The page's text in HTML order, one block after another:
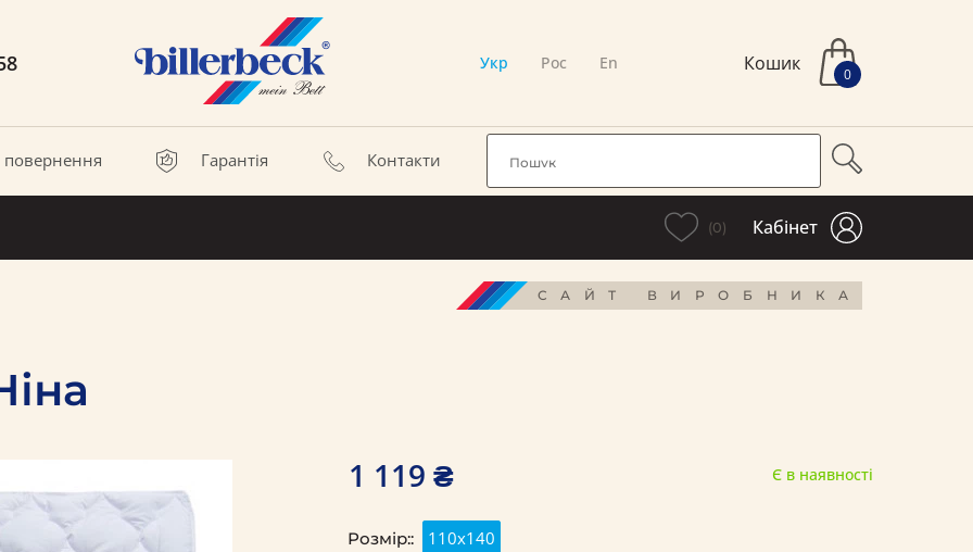
Укр Рос En Кошик 0
повернення Гарантія Контакти
(0) Кабінет
САЙТ ВИРОБНИКА
1 119 ₴ Є в наявності
Розмір:: 110х140